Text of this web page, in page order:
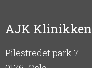
AJK Klinikken
Pilestredet park 7